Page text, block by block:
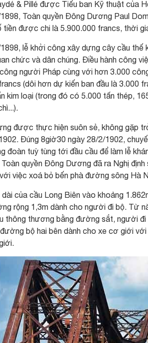
& Pillé được Tiểu ban Kỹ thuật của
Toàn quyền Đông Dương Paul
được chi là 5.900.000 francs, thời
lễ khởi công xây dựng cây cầu
chức và dân chúng. Điều hành công
người Pháp cùng với hơn 3.000
(dôi hơn dự kiến ban đầu là 3.000
kim loại (trong đó có 5.000 tấn thép,
được thực hiện suôn sẻ, không gặp
Đúng 8giờ30 ngày 28/2/1902,
đoàn tuỳ tùng tới đầu cầu để làm lễ
quyền Đông Dương đã ra Nghị
việc xoá bỏ bến phà đường sông Hà
dài của cầu Long Biên vào khoảng
rộng 1,3m dành cho người đi bộ. Từ
thông thương bằng đường sắt, người
bộ hai bên dành cho xe cơ giới